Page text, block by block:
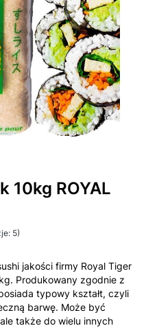
10kg ROYAL
5)
jakości firmy Royal Tiger
Produkowany zgodnie z
typowy kształt, czyli
barwę. Może być
także do wielu innych